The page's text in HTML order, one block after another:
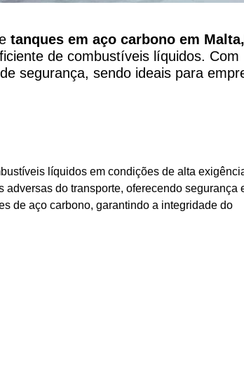
tanques em aço carbono em
de combustíveis líquidos. Com
segurança, sendo ideais para
líquidos em condições de alta
do transporte, oferecendo segurança
de aço carbono, garantindo a integridade do